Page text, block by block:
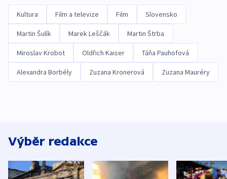
Kultura Film a televize Film Slovensko
Martin Šulík Marek Leščák Martin Štrba
Miroslav Krobot Oldřich Kaiser Táňa Pauhofová
Alexandra Borbély Zuzana Kronerová Zuzana Mauréry
Výběr redakce